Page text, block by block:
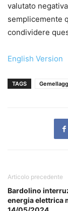
valutato
semplicemente
condividere
English Version
TAGS
Articolo precedente
Bardolino
energia elettrica